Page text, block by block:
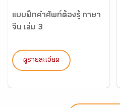
แบบฝึกคำศัพท์ต้องรู้ ภาษา
จีน เล่ม 3
ดูรายละเอียด